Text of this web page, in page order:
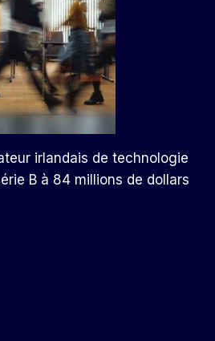
irlandais de technologie
B à 84 millions de dollars